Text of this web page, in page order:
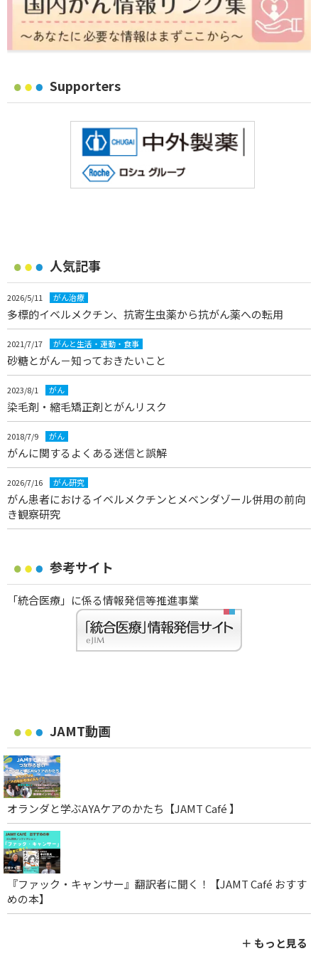
Supporters
人気記事
2026/5/11 がん治療
多標的イベルメクチン、抗寄生虫薬から抗がん薬への転用
2021/7/17 がんと生活・運動・食事
砂糖とがん－知っておきたいこと
2023/8/1 がん
染毛剤・縮毛矯正剤とがんリスク
2018/7/9 がん
がんに関するよくある迷信と誤解
2026/7/16 がん研究
がん患者におけるイベルメクチンとメベンダゾール併用の前向
き観察研究
参考サイト
「統合医療」に係る情報発信等推進事業
JAMT動画
オランダと学ぶAYAケアのかたち【JAMT Café 】
『ファック・キャンサー』翻訳者に聞く！【JAMT Café おすす
めの本】
＋ もっと見る